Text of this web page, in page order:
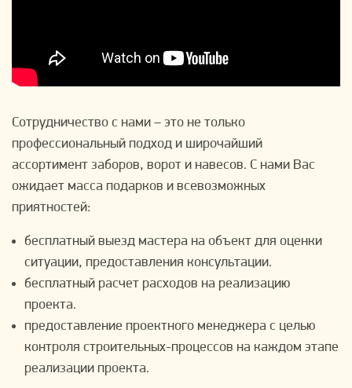
Сотрудничество с нами – это не только
профессиональный подход и широчайший
ассортимент заборов, ворот и навесов. С нами Вас
ожидает масса подарков и всевозможных
приятностей:
бесплатный выезд мастера на объект для оценки
ситуации, предоставления консультации.
бесплатный расчет расходов на реализацию
проекта.
предоставление проектного менеджера с целью
контроля строительных-процессов на каждом этапе
реализации проекта.